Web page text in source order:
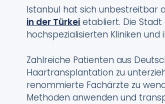
Istanbul hat sich unbestreitbar
in der Türkei etabliert. Die
hochspezialisierten Kliniken
Zahlreiche Patienten aus
Haartransplantation zu
renommierte Fachärzte zu
Methoden anwenden und